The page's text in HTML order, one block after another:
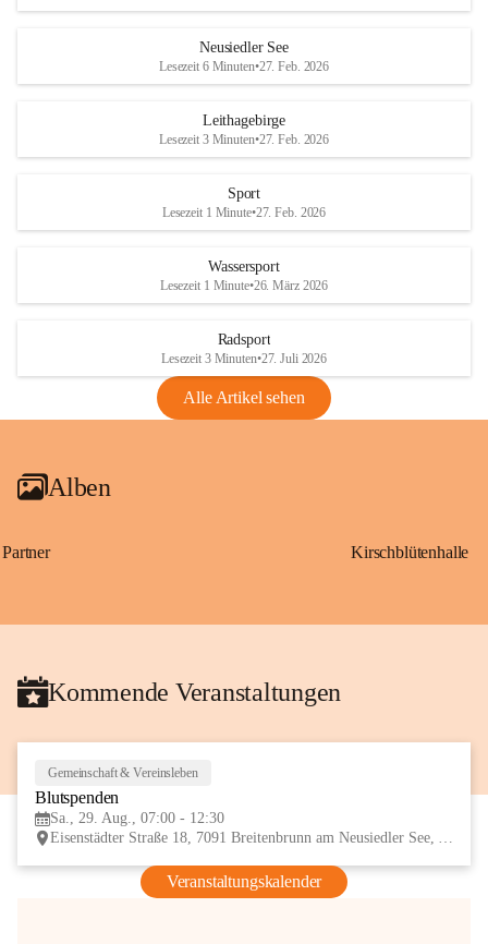
d
S
vor den prognostizierten Ernteausfällen
und den daraus folgenden wirtschaftlichen
Maßnahmen zur Bekämpfung
Rebe und der Amerikanischen
Anhang VBl. EU Nr. 18
1 Seite•1,4 MB
VBl. EU Nr. 18_2026
d
r
S
Neusiedler See
Lesezeit 6 Minuten•27. Feb. 2026
Leithagebirge
Lesezeit 3 Minuten•27. Feb. 2026
Sport
Lesezeit 1 Minute•27. Feb. 2026
Wassersport
Lesezeit 1 Minute•26. März 2026
Radsport
Lesezeit 3 Minuten•27. Juli 2026
Alle Artikel sehen
Alben
Partner Kirschblütenhalle
Kommende Veranstaltungen
Gemeinschaft & Vereinsleben
Blutspenden
Sa., 29. Aug., 07:00 - 12:30
Eisenstädter Straße 18, 7091 Breitenbrunn am Neusiedler See, AUT
Veranstaltungskalender